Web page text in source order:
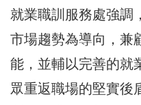
就業職訓服務處強調
市場趨勢為導向，兼
能，並輔以完善的就
眾重返職場的堅實後